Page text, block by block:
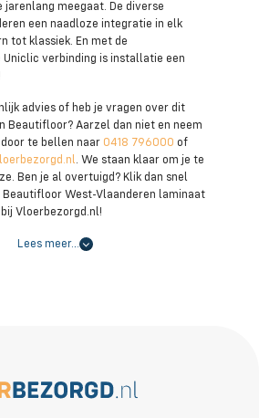
jarenlang meegaat. De diverse
een naadloze integratie in elk
tot klassiek. En met de
Uniclic verbinding is installatie een
advies of heb je vragen over dit
Beautifloor? Aarzel dan niet en neem
te bellen naar 0418 796000 of
. We staan klaar om je te
Ben je al overtuigd? Klik dan snel
West-Vlaanderen laminaat
Vloerbezorgd.nl!
Lees meer…